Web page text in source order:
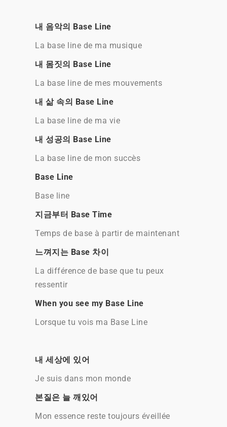
내 음악의 Base Line
La base line de ma musique
내 몸짓의 Base Line
La base line de mes mouvements
내 삶 속의 Base Line
La base line de ma vie
내 성공의 Base Line
La base line de mon succès
Base Line
Base line
지금부터 Base Time
Temps de base à partir de maintenant
느껴지는 Base 차이
La différence de base que tu peux
ressentir
When you see my Base Line
Lorsque tu vois ma Base Line
내 세상에 있어
Je suis dans mon monde
본질은 늘 깨있어
Mon essence reste toujours éveillée